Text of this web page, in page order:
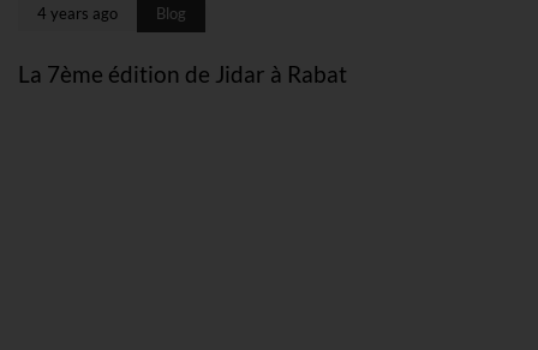
4 years ago Blog
La 7ème édition de Jidar à Rabat